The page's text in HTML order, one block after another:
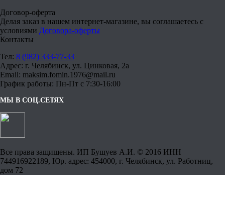
Договор-оферта
Делая заказ в нашем интернет-магазине, вы соглашаетесь с
условиями Договора-оферты
Контакты
Тел: 8 (982) 333-77-33
Адрес: г. Челябинск, ул. Цинковая, 2а
Email: maksim.fomin.1976@mail.ru
График работы: Пн-Пт с 7:30-16:00
МЫ В СОЦ.СЕТЯХ
Все права защищены. ИП Бушуев А.И. © 2016 ИНН
744916922189, Юр. адрес: 454000, г. Челябинск, ул. Работниц,
дом 72